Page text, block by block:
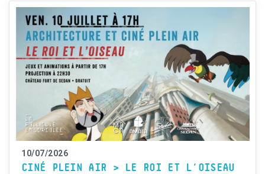
10/07/2026
CINÉ PLEIN AIR > LE ROI ET L’OISEAU